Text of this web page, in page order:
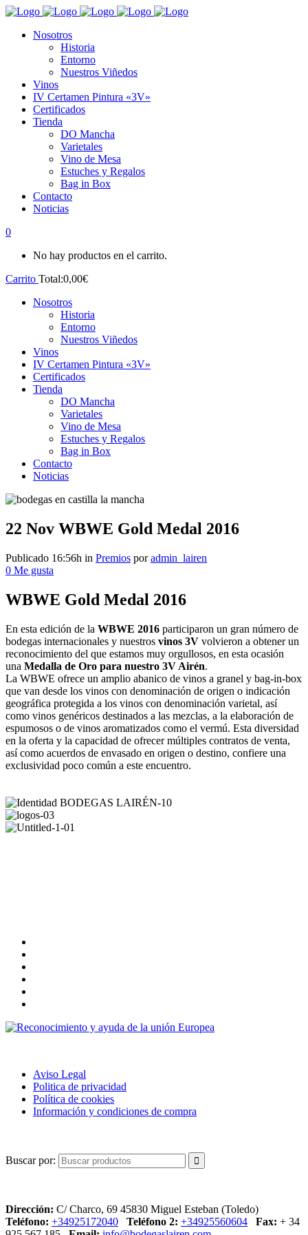
Nosotros
Historia
Entorno
Nuestros Viñedos
Vinos
IV Certamen Pintura «3V»
Certificados
Tienda
DO Mancha
Varietales
Vino de Mesa
Estuches y Regalos
Bag in Box
Contacto
Noticias
0
No hay productos en el carrito.
Carrito Total:0,00€
Nosotros
Historia
Entorno
Nuestros Viñedos
Vinos
IV Certamen Pintura «3V»
Certificados
Tienda
DO Mancha
Varietales
Vino de Mesa
Estuches y Regalos
Bag in Box
Contacto
Noticias
22 Nov WBWE Gold Medal 2016
Publicado 16:56h in Premios poradmin_lairen
0 Me gusta
WBWE Gold Medal 2016
En esta edición de la WBWE 2016 participaron un gran número de
bodegas internacionales y nuestros vinos 3V volvieron a obtener un
reconocimiento del que estamos muy orgullosos, en esta ocasión
una Medalla de Oro para nuestro 3V Airén.
La WBWE ofrece un amplio abanico de vinos a granel y bag-in-box
que van desde los vinos con denominación de origen o indicación
geográfica protegida a los vinos con denominación varietal, así
como vinos genéricos destinados a las mezclas, a la elaboración de
espumosos o de vinos aromatizados como el vermú. Esta diversidad
en la oferta y la capacidad de ofrecer múltiples contratos de venta,
así como acuerdos de envasado en origen o destino, confiere una
exclusividad poco común a este encuentro.
Aviso Legal
Politica de privacidad
Política de cookies
Información y condiciones de compra
Buscar por:
Dirección: C/ Charco, 69 45830 Miguel Esteban (Toledo)
Teléfono: +34925172040 Teléfono 2: +34925560604 Fax: + 34